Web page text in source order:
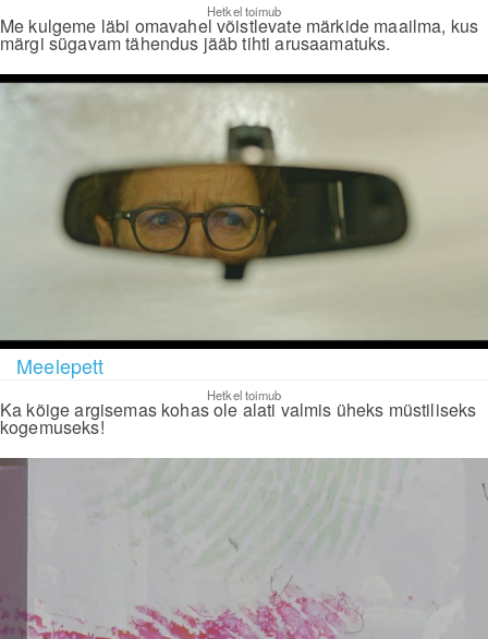
Hetkel toimub
Me kulgeme läbi omavahel võistlevate märkide maailma, kus
märgi sügavam tähendus jääb tihti arusaamatuks.
Meelepett
Hetkel toimub
Ka kõige argisemas kohas ole alati valmis üheks müstiliseks
kogemuseks!